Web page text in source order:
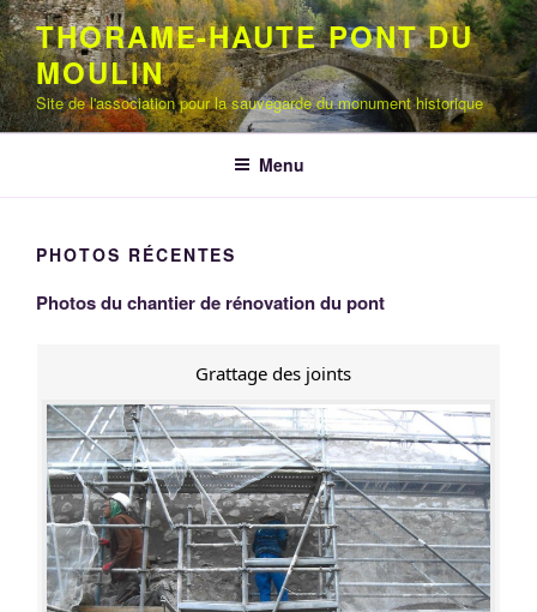
Aller
au
contenu
principal
THORAME-HAUTE PONT DU
MOULIN
Site de l'association pour la sauvegarde du monument historique
Menu
PHOTOS RÉCENTES
Photos du chantier de rénovation du pont
Grattage des joints